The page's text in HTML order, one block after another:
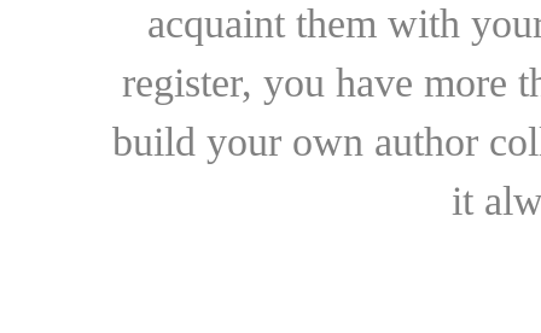
acquaint them with
register, you have more
build your own author
it